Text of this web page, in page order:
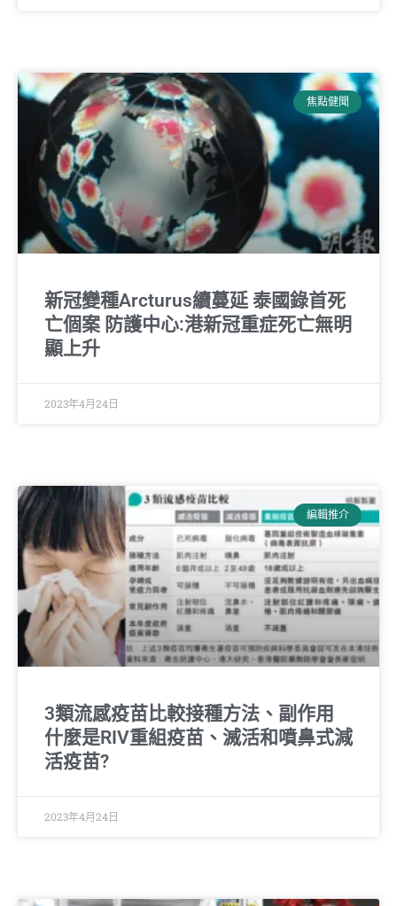
焦點健聞
新冠變種Arcturus續蔓延 泰國錄首死
亡個案 防護中心:港新冠重症死亡無明
顯上升
2023年4月24日
編輯推介
3類流感疫苗比較接種方法、副作用
什麼是RIV重組疫苗、滅活和噴鼻式減
活疫苗?
2023年4月24日